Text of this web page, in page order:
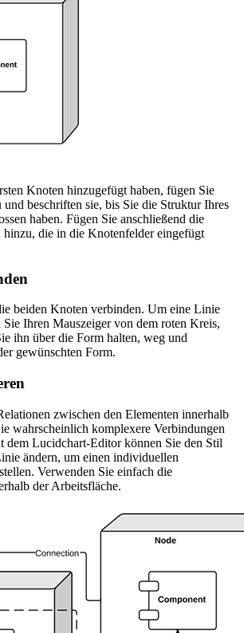
Knoten hinzugefügt haben, fügen Sie
beschriften sie, bis Sie die Struktur Ihres
haben. Fügen Sie anschließend die
die in die Knotenfelder eingefügt
beiden Knoten verbinden. Um eine Linie
Ihren Mauszeiger von dem roten Kreis,
ihn über die Form halten, weg und
gewünschten Form.
zwischen den Elementen innerhalb
wahrscheinlich komplexere Verbindungen
dem Lucidchart-Editor können Sie den Stil
ändern, um einen individuellen
Verwenden Sie einfach die
der Arbeitsfläche.